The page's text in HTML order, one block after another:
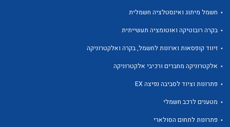
לכל מוצרי היצרן
חשמל מיתוג ואינסטלציה חשמלית
בקרה רובוטיקה ואוטומציה תעשייתית
זיווד קופסאות וארונות לחשמל, בקרה ואלקטרוניקה
אלקטרוניקה מחברים ורכיבי אלקטרוניקה
פתרונות וציוד לסביבה נפיצה EX
מטענים לרכב חשמלי
פתרונות לתחום הסולארי